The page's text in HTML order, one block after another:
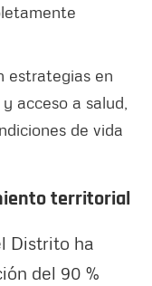
estrategias en
acceso a salud,
de vida
territorial
Distrito ha
del 90 %